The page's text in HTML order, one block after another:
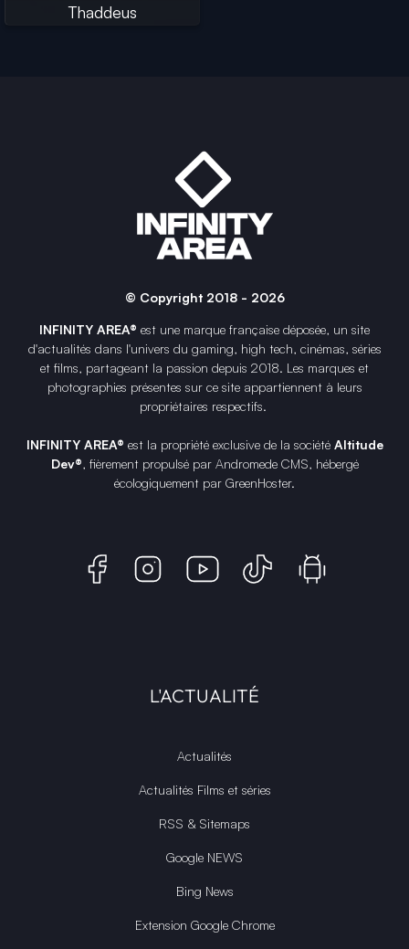
Thaddeus
© Copyright 2018 - 2026
INFINITY AREA® est une marque française déposée, un site
d'actualités dans l'univers du gaming, high tech, cinémas, séries
et films, partageant la passion depuis 2018. Les marques et
photographies présentes sur ce site appartiennent à leurs
propriétaires respectifs.
INFINITY AREA® est la propriété exclusive de la société Altitude
Dev®, fièrement propulsé par Andromede CMS, hébergé
écologiquement par GreenHoster.
L'ACTUALITÉ
Actualités
Actualités Films et séries
RSS & Sitemaps
Google NEWS
Bing News
Extension Google Chrome